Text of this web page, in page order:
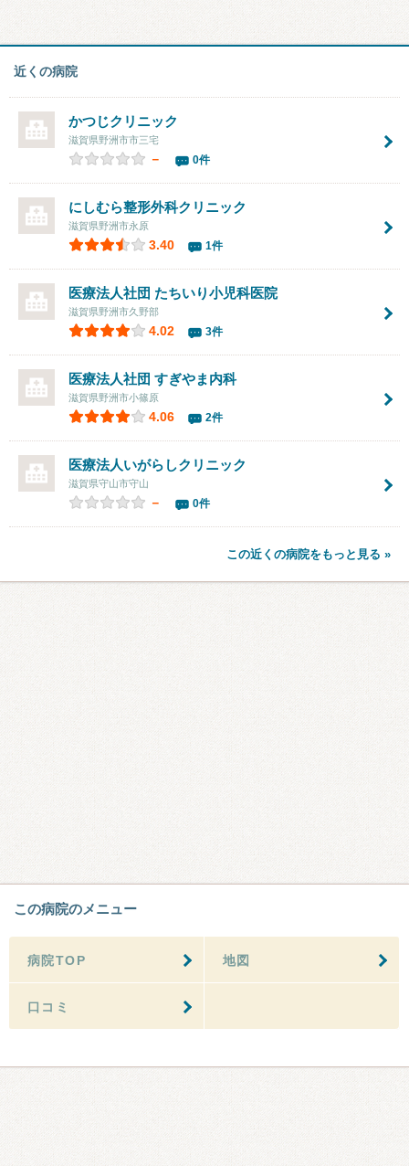
近くの病院
かつじクリニック
滋賀県野洲市市三宅
－ 0件
にしむら整形外科クリニック
滋賀県野洲市永原
3.40 1件
医療法人社団 たちいり小児科医院
滋賀県野洲市久野部
4.02 3件
医療法人社団 すぎやま内科
滋賀県野洲市小篠原
4.06 2件
医療法人いがらしクリニック
滋賀県守山市守山
－ 0件
この近くの病院をもっと見る »
この病院のメニュー
病院TOP 地図
口コミ